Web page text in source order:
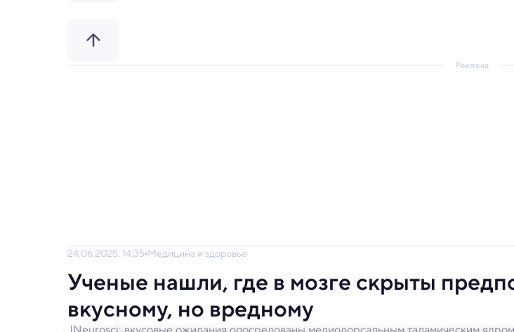
Реклама
24.06.2025, 14:35 Медицина и здоровье
Ученые нашли, где в мозге скрыты
вкусному, но вредному